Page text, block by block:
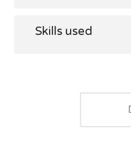
Skills used